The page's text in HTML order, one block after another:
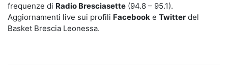
frequenze di Radio Bresciasette (94.8 – 95.1).
Aggiornamenti live sui profili Facebook e Twitter del
Basket Brescia Leonessa.